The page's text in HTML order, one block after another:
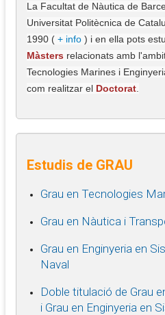
La Facultat de Nàutica de
Universitat Politècnica de
1990 ( + info ) i en ella pots
Màsters relacionats amb
Tecnologies Marines i
com realitzar el Doctorat.
Estudis de GRAU
Grau en Tecnologies
Grau en Nàutica i
Grau en Enginyeria en
Naval
Doble titulació de Grau
i Grau en Enginyeria en